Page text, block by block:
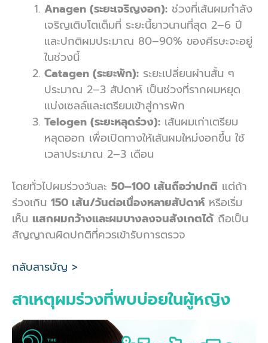
Anagen (ระยะเจริญงอก): ช่วงที่เส้นผมกำลัง
เจริญเติบโตเต็มที่ ระยะนี้ยาวนานที่สุด 2–6 ปี
และปกติผมประมาณ 80–90% ของศีรษะจะอยู่
ในช่วงนี้
Catagen (ระยะพัก): ระยะเปลี่ยนผ่านสั้น ๆ
ประมาณ 2–3 สัปดาห์ เป็นช่วงที่รากผมหยุด
แบ่งเซลล์และเตรียมเข้าสู่การพัก
Telogen (ระยะหลุดร่วง): เส้นผมเก่าเตรียม
หลุดออก เพื่อเปิดทางให้เส้นผมใหม่งอกขึ้น ใช้
เวลาประมาณ 2–3 เดือน
โดยทั่วไปผมร่วงวันละ 50–100 เส้นถือว่าปกติ แต่ถ้า
ร่วงเกิน 150 เส้น/วันต่อเนื่องหลายสัปดาห์ หรือเริ่ม
เห็น แสกผมกว้างและผมบางลงจนสังเกตได้ ถือเป็น
สัญญาณผิดปกติที่ควรเข้ารับการตรวจ
กลับสารบัญ >
สาเหตุผมร่วงที่พบบ่อยในผู้หญิง